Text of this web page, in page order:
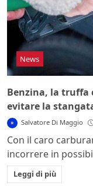
News
Benzina, la truffa
evitare la
Salvatore Di Maggio
Con il caro
incorrere in
Leggi di più